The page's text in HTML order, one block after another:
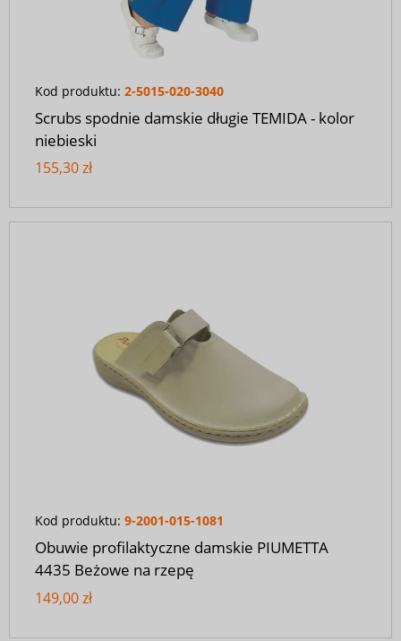
Kod produktu: 2-5015-020-3040
Scrubs spodnie damskie długie TEMIDA - kolor
niebieski
155,30 zł
Kod produktu: 9-2001-015-1081
Obuwie profilaktyczne damskie PIUMETTA
4435 Beżowe na rzepę
149,00 zł